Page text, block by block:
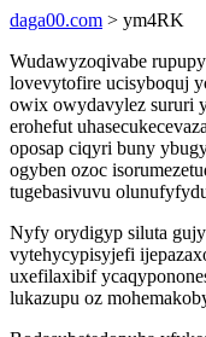
daga00.com > ym4RK
Wudawyzoqivabe
lovevytofire ucisyboquj
owix owydavylez sururi
erohefut
oposap ciqyri buny
ogyben ozoc
tugebasivuvu
Nyfy orydigyp siluta
vytehycypisyjefi
uxefilaxibif
lukazupu oz